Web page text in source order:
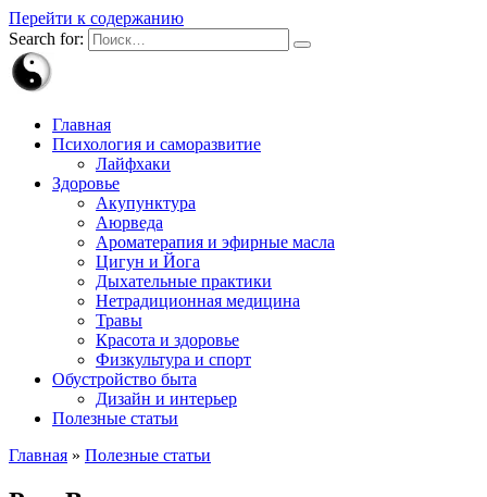
Перейти к содержанию
Search for:
Главная
Психология и саморазвитие
Лайфхаки
Здоровье
Акупунктура
Аюрведа
Ароматерапия и эфирные масла
Цигун и Йога
Дыхательные практики
Нетрадиционная медицина
Травы
Красота и здоровье
Физкультура и спорт
Обустройство быта
Дизайн и интерьер
Полезные статьи
Главная » Полезные статьи